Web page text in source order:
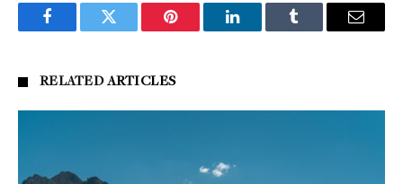
FacebookTwitter Pinterest LinkedInTumblr Email
RELATEDARTICLES